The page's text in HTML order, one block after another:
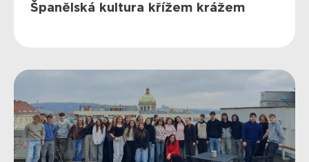
Španělská kultura křížem krážem